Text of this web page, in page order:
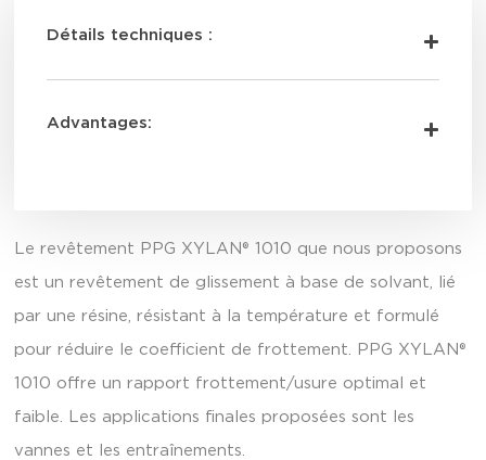
Détails techniques :
Advantages:
Le revêtement PPG XYLAN® 1010 que nous proposons
est un revêtement de glissement à base de solvant, lié
par une résine, résistant à la température et formulé
pour réduire le coefficient de frottement. PPG XYLAN®
1010 offre un rapport frottement/usure optimal et
faible. Les applications finales proposées sont les
vannes et les entraînements.